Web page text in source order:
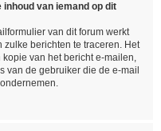
inhoud van iemand op dit
van dit forum werkt
berichten te traceren. Het
van het bericht e-mailen,
van de gebruiker die de e-mail